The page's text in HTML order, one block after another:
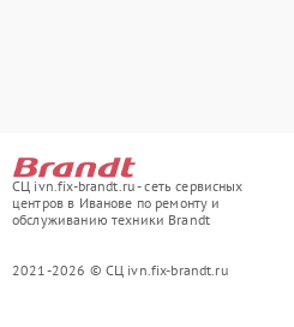
СЦ ivn.fix-brandt.ru - сеть сервисных
центров в Иванове по ремонту и
обслуживанию техники Brandt
2021-2026 © СЦ ivn.fix-brandt.ru